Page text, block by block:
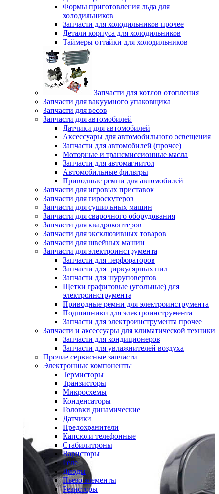
Формы приготовления льда для
холодильников
Запчасти для холодильников прочее
Детали корпуса для холодильников
Таймеры оттайки для холодильников
Запчасти для котлов отопления
Запчасти для вакуумного упаковщика
Запчасти для весов
Запчасти для автомобилей
Датчики для автомобилей
Аксессуары для автомобильного освещения
Запчасти для автомобилей (прочее)
Моторные и трансмиссионные масла
Запчасти для автомагнитол
Автомобильные фильтры
Приводные ремни для автомобилей
Запчасти для игровых приставок
Запчасти для гироскутеров
Запчасти для сушильных машин
Запчасти для сварочного оборудования
Запчасти для квадрокоптеров
Запчасти для эксклюзивных товаров
Запчасти для швейных машин
Запчасти для электроинструмента
Запчасти для перфораторов
Запчасти для циркулярных пил
Запчасти для шуруповертов
Щетки графитовые (угольные) для
электроинструмента
Приводные ремни для электроинструмента
Подшипники для электроинструмента
Запчасти для электроинструмента прочее
Запчасти и аксессуары для климатической техники
Запчасти для кондиционеров
Запчасти для увлажнителей воздуха
Прочие сервисные запчасти
Электронные компоненты
Термисторы
Транзисторы
Микросхемы
Конденсаторы
Головки динамические
Датчики
Предохранители
Капсюли телефонные
Стабилитроны
Варисторы
Реле
Диоды
Пьезо элементы
Резисторы